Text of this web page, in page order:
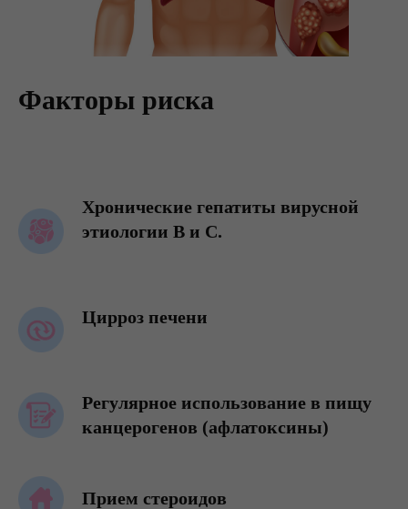
Факторы риска
Хронические гепатиты вирусной
этиологии В и С.
Цирроз печени
Регулярное использование в пищу
канцерогенов (афлатоксины)
Прием стероидов